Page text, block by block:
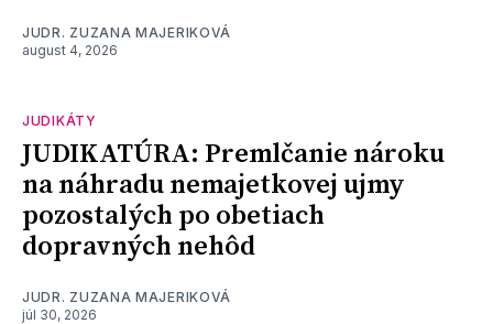
JUDR. ZUZANA MAJERIKOVÁ
august 4, 2026
JUDIKÁTY
JUDIKATÚRA: Premlčanie nároku
na náhradu nemajetkovej ujmy
pozostalých po obetiach
dopravných nehôd
JUDR. ZUZANA MAJERIKOVÁ
júl 30, 2026